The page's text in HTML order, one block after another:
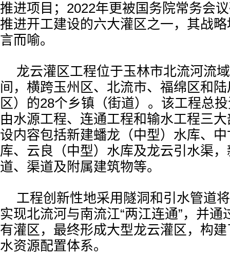
推进项目；2022年更被国务院常务会
推进开工建设的六大灌区之一，其战
言而喻。
龙云灌区工程位于玉林市北流河流
间，横跨玉州区、北流市、福绵区和
区）的28个乡镇（街道）。该工程总
由水源工程、连通工程和输水工程三
设内容包括新建蟠龙（中型）水库、
库、云良（中型）水库及龙云引水渠
道、渠道及附属建筑物等。
工程创新性地采用隧洞和引水管道
实现北流河与南流江“两江连通”，并通
有灌区，最终形成大型龙云灌区，构建
水资源配置体系。